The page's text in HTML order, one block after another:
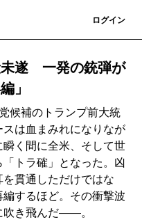
ログイン
未遂 一発の銃弾が
」
候補のトランプ前大統
は血まみれになりなが
く間に全米、そして世
トラ確」となった。凶
貫通しただけではな
するほど。その衝撃波
吹き飛んだ――。